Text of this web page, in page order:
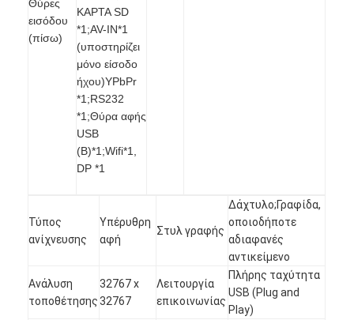
Νέα
Όλες οι περιπτώσεις
Μιλήστε τώρα.
στο διαλογικό whiteboard
Διαλογική επίπεδη οθόνη
Θύρες
εισόδου
(πίσω)
ΚΑΡΤΑ SD
*1;AV-IN*1
(υποστηρίζει
μόνο είσοδο
ήχου)YPbPr
*1;RS232
*1;Θύρα αφής
USB
(B)*1;Wifi*1,
DP *1
Τύπος
ανίχνευσης
Υπέρυθρη
αφή
Στυλ γραφής
Δάχτυλο;Γραφίδα,
οποιοδήποτε
αδιαφανές
αντικείμενο
Ανάλυση
τοποθέτησης
32767 x
32767
Λειτουργία
επικοινωνίας
Πλήρης ταχύτητα
USB (Plug and
Play)